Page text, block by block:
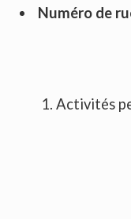
Numéro de
1. Activités